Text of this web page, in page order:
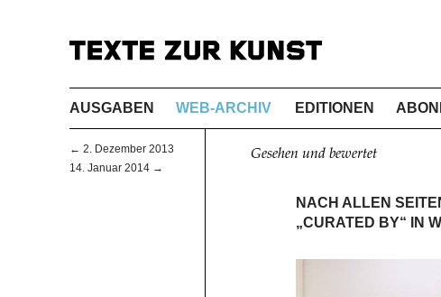
AUSGABEN WEB-ARCHIV EDITIONEN
← 2. Dezember 2013
14. Januar 2014 →
Gesehen und bewertet
NACH ALLEN
„CURATED BY“ IN